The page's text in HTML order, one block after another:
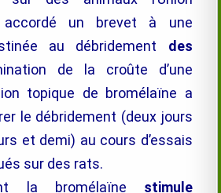
accordé un brevet à une
au débridement des
de la croûte d’une
topique de bromélaïne a
le débridement (deux jours
et demi) au cours d’essais
sur des rats.
la bromélaïne
stimule